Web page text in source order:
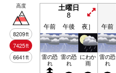
高度
8209ft
7425ft
6641ft
土曜日
8
午前 午後 夜］ 午前
雷の恐
れ
雷の恐
れ
にわか
雨
雷の恐
れ